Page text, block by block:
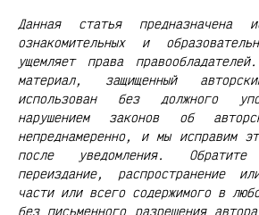
Данная статья предназначена
ознакомительных и
ущемляет права
материал, защищенный
использован без должного
нарушением законов об
непреднамеренно, и мы исправим
после уведомления.
переиздание, распространение
части или всего содержимого в
без письменного разрешения